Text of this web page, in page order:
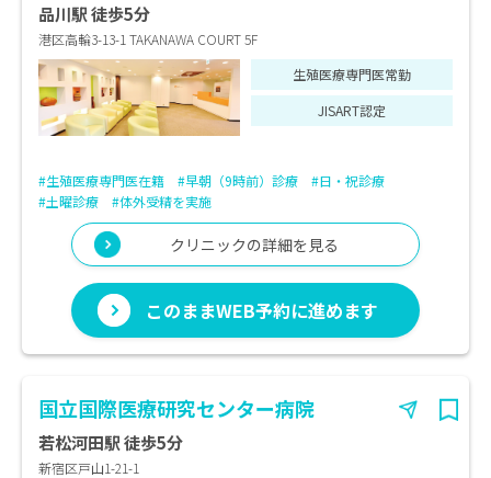
品川駅 徒歩5分
港区高輪3-13-1 TAKANAWA COURT 5F
生殖医療専門医常勤
JISART認定
#生殖医療専門医在籍 #早朝（9時前）診療
#日・祝診療
#土曜診療
#体外受精を実施
クリニックの詳細を見る
このままWEB予約に進めます
国立国際医療研究センター病院
若松河田駅 徒歩5分
新宿区戸山1-21-1